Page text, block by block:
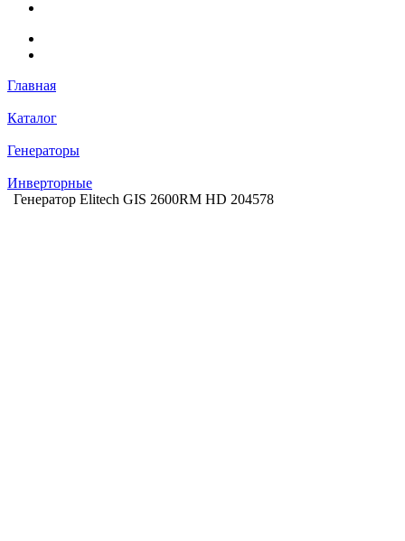
Главная
Каталог
Генераторы
Инверторные
Генератор Elitech GIS 2600RМ HD 204578